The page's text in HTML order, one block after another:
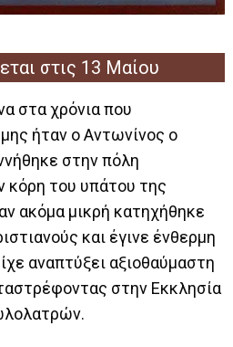
στις 13 Μαίου
στα χρόνια που
ήταν ο Αντωνίνος ο
στην πόλη
κόρη του υπάτου της
ακόμα μικρή κατηχήθηκε
και έγινε ένθερμη
αναπτύξει αξιοθαύμαστη
στην Εκκλησία